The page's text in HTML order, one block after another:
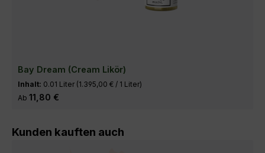
Bay Dream (Cream Likör)
Inhalt: 0.01 Liter (1.395,00 € / 1 Liter)
Regulärer Preis:
Ab11,80 €
Produktgalerie überspringen
Kunden kauften auch